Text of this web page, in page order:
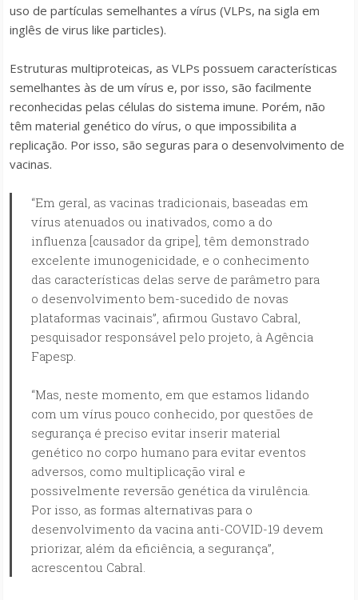
uso de partículas semelhantes a vírus (VLPs, na sigla em
inglês de virus like particles).
Estruturas multiproteicas, as VLPs possuem características
semelhantes às de um vírus e, por isso, são facilmente
reconhecidas pelas células do sistema imune. Porém, não
têm material genético do vírus, o que impossibilita a
replicação. Por isso, são seguras para o desenvolvimento de
vacinas.
“Em geral, as vacinas tradicionais, baseadas em
vírus atenuados ou inativados, como a do
influenza [causador da gripe], têm demonstrado
excelente imunogenicidade, e o conhecimento
das características delas serve de parâmetro para
o desenvolvimento bem-sucedido de novas
plataformas vacinais”, afirmou Gustavo Cabral,
pesquisador responsável pelo projeto, à Agência
Fapesp.
“Mas, neste momento, em que estamos lidando
com um vírus pouco conhecido, por questões de
segurança é preciso evitar inserir material
genético no corpo humano para evitar eventos
adversos, como multiplicação viral e
possivelmente reversão genética da virulência.
Por isso, as formas alternativas para o
desenvolvimento da vacina anti-COVID-19 devem
priorizar, além da eficiência, a segurança”,
acrescentou Cabral.